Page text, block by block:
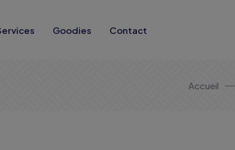
Goodies Contact
Accueil